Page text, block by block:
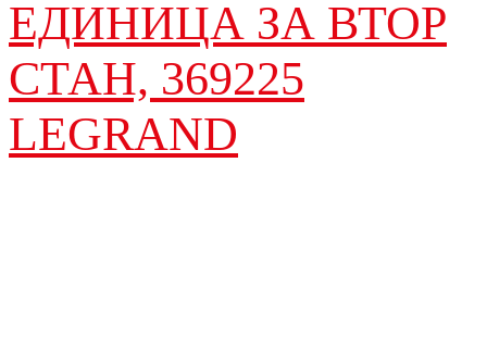
ЕДИНИЦА ЗА ВТОР
СТАН, 369225
LEGRAND